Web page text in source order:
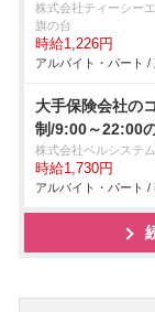
株式会社ティーシー
旗の台
時給1,226円
アルバイト・パート /
大手保険会社の
制/9:00～22:00
株式会社ベルシステ
時給1,730円
アルバイト・パート